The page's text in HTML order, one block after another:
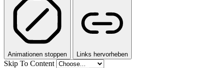
Animationen stoppen Links hervorheben
Skip To Content